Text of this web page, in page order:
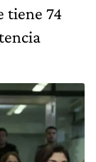
tiene 74